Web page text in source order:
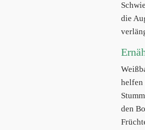
die
helfen
den